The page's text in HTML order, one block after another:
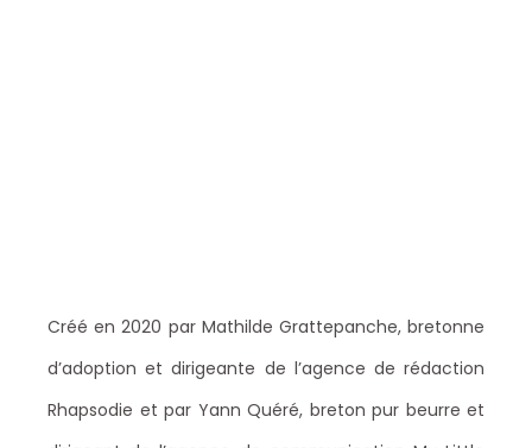
Créé en 2020 par Mathilde Grattepanche, bretonne
d’adoption et dirigeante de l’agence de rédaction
Rhapsodie et par Yann Quéré, breton pur beurre et